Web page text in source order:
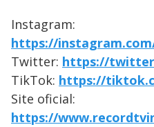
Instagram:
https://
Twitter: https://
TikTok: https://
Site oficial:
https://